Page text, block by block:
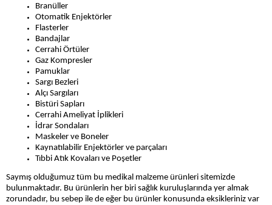
Branüller
Otomatik Enjektörler
Flasterler
Bandajlar
Cerrahi Örtüler
Gaz Kompresler
Pamuklar
Sargı Bezleri
Alçı Sargıları
Bistüri Sapları
Cerrahi Ameliyat İplikleri
İdrar Sondaları
Maskeler ve Boneler
Kaynatılabilir Enjektörler ve parçaları
Tıbbi Atık Kovaları ve Poşetler
Saymış olduğumuz tüm bu medikal malzeme ürünleri sitemizde
bulunmaktadır. Bu ürünlerin her biri sağlık kuruluşlarında yer almak
zorundadır, bu sebep ile de eğer bu ürünler konusunda eksikleriniz var